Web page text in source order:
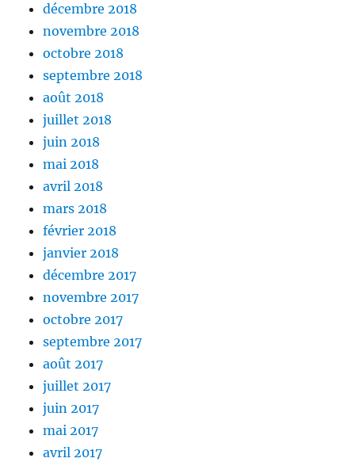
décembre 2018
novembre 2018
octobre 2018
septembre 2018
août 2018
juillet 2018
juin 2018
mai 2018
avril 2018
mars 2018
février 2018
janvier 2018
décembre 2017
novembre 2017
octobre 2017
septembre 2017
août 2017
juillet 2017
juin 2017
mai 2017
avril 2017